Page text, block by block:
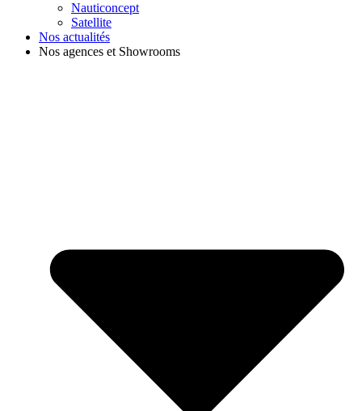
Nauticoncept
Satellite
Nos actualités
Nos agences et Showrooms